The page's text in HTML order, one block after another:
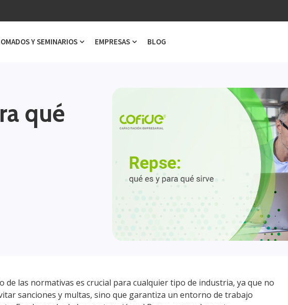
for Cursos
Y SEMINARIOS
Show submenu for Diplomados y Seminarios
EMPRESAS
Show submenu for Empresas
BLOG
qué
de las normativas es crucial para cualquier tipo de industria, ya que no
sanciones y multas, sino que garantiza un entorno de trabajo